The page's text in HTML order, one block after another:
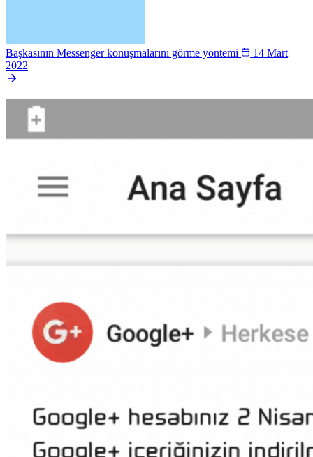
Başkasının Messenger konuşmalarını görme yöntemi
14 Mart
2022